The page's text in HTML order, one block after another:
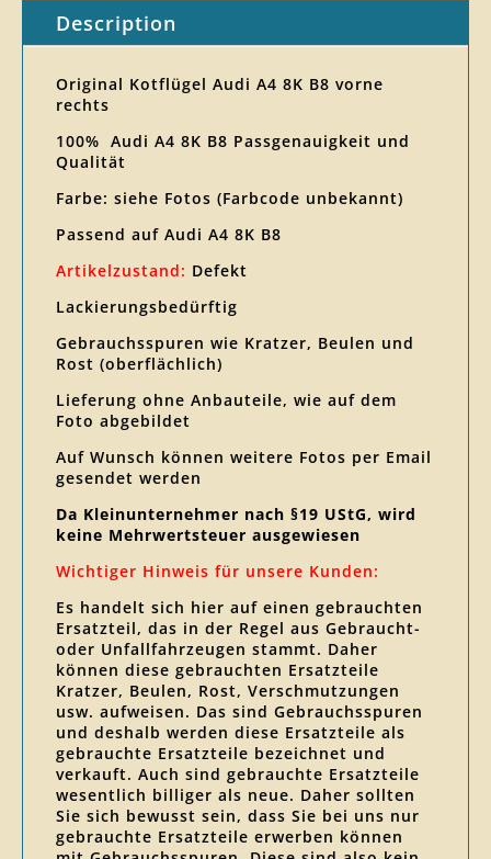
Description
Original Kotflügel Audi A4 8K B8 vorne
rechts
100% Audi A4 8K B8 Passgenauigkeit und
Qualität
Farbe: siehe Fotos (Farbcode unbekannt)
Passend auf Audi A4 8K B8
Artikelzustand: Defekt
Lackierungsbedürftig
Gebrauchsspuren wie Kratzer, Beulen und
Rost (oberflächlich)
Lieferung ohne Anbauteile, wie auf dem
Foto abgebildet
Auf Wunsch können weitere Fotos per Email
gesendet werden
Da Kleinunternehmer nach §19 UStG, wird
keine Mehrwertsteuer ausgewiesen
Wichtiger Hinweis für unsere Kunden:
Es handelt sich hier auf einen gebrauchten
Ersatzteil, das in der Regel aus Gebraucht-
oder Unfallfahrzeugen stammt. Daher
können diese gebrauchten Ersatzteile
Kratzer, Beulen, Rost, Verschmutzungen
usw. aufweisen. Das sind Gebrauchsspuren
und deshalb werden diese Ersatzteile als
gebrauchte Ersatzteile bezeichnet und
verkauft. Auch sind gebrauchte Ersatzteile
wesentlich billiger als neue. Daher sollten
Sie sich bewusst sein, dass Sie bei uns nur
gebrauchte Ersatzteile erwerben können